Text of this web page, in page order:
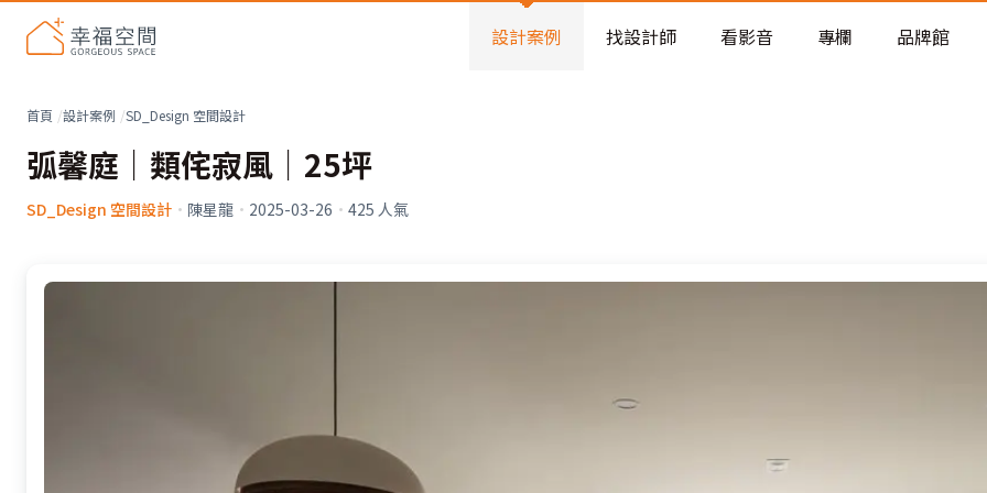
看不見的居家風險和翻新關鍵
老屋預算分配與高 CP 值煥新術
設計案例 找設計師 看影音 專欄 品牌館
首頁 設計案例 SD_Design 空間設計
弧馨庭｜類侘寂風｜25坪
SD_Design 空間設計 · 陳星龍 · 2025-03-26 · 425 人氣